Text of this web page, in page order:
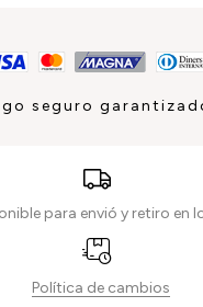
seguro
para envió y retiro en
Política de cambios